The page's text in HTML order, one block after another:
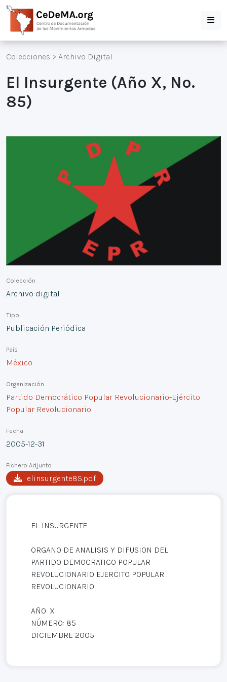
Colecciones > Archivo Digital
El Insurgente (Año X, No.
85)
Colección
Archivo digital
Tipo
Publicación Periódica
País
México
Organización
Partido Democrático Popular Revolucionario-Ejército
Popular Revolucionario
Fecha
2005-12-31
Fichero Adjunto
elinsurgente85.pdf
EL INSURGENTE
ORGANO DE ANALISIS Y DIFUSION DEL
PARTIDO DEMOCRATICO POPULAR
REVOLUCIONARIO EJERCITO POPULAR
REVOLUCIONARIO
AÑO: X
NÚMERO: 85
DICIEMBRE 2005